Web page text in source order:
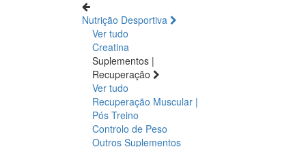
Nutrição Desportiva
Ver tudo
Creatina
Suplementos |
Recuperação
Ver tudo
Recuperação Muscular |
Pós Treino
Controlo de Peso
Outros Suplementos